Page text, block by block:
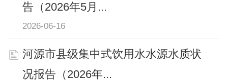
告（2026年5月...
2026-06-16
河源市县级集中式饮用水水源水质状
况报告（2026年...